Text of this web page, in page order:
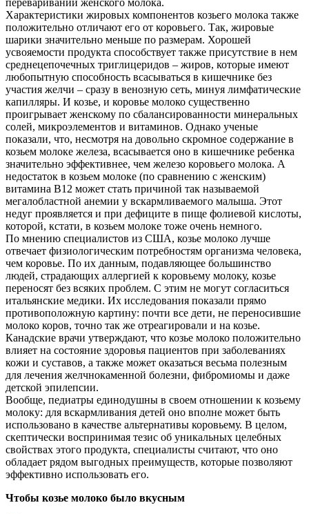
Характеристики жировых компонентов козьего молока также
положительно отличают его от коровьего. Так, жировые
шарики значительно меньше по размерам. Хорошей
усвояемости продукта способствует также присутствие в нем
среднецепочечных триглицеридов – жиров, которые имеют
любопытную способность всасываться в кишечнике без
участия желчи – сразу в венозную сеть, минуя лимфатические
капилляры. И козье, и коровье молоко существенно
проигрывает женскому по сбалансированности минеральных
солей, микроэлементов и витаминов. Однако ученые
показали, что, несмотря на довольно скромное содержание в
козьем молоке железа, всасывается оно в кишечнике ребенка
значительно эффективнее, чем железо коровьего молока. А
недостаток в козьем молоке (по сравнению с женским)
витамина В12 может стать причиной так называемой
мегалобластной анемии у вскармливаемого малыша. Этот
недуг проявляется и при дефиците в пище фолиевой кислоты,
которой, кстати, в козьем молоке тоже очень немного.
По мнению специалистов из США, козье молоко лучше
отвечает физиологическим потребностям организма человека,
чем коровье. По их данным, подавляющее большинство
людей, страдающих аллергией к коровьему молоку, козье
переносят без всяких проблем. С этим не могут согласиться
итальянские медики. Их исследования показали прямо
противоположную картину: почти все дети, не переносившие
молоко коров, точно так же отреагировали и на козье.
Канадские врачи утверждают, что козье молоко положительно
влияет на состояние здоровья пациентов при заболеваниях
кожи и суставов, а также может оказаться весьма полезным
для лечения желчнокаменной болезни, фибромиомы и даже
детской эпилепсии.
Вообще, педиатры единодушны в своем отношении к козьему
молоку: для вскармливания детей оно вполне может быть
использовано в качестве альтернативы коровьему. В целом,
скептически воспринимая тезис об уникальных целебных
свойствах этого продукта, специалисты считают, что оно
обладает рядом выгодных преимуществ, которые позволяют
эффективно использовать его.
Чтобы козье молоко было вкусным